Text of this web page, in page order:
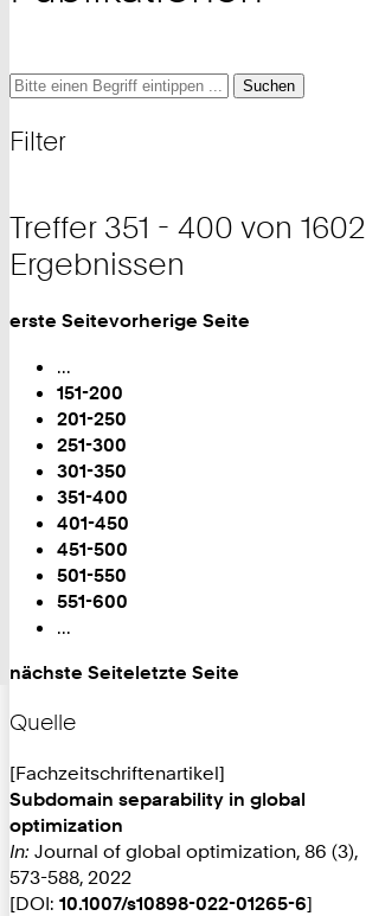
Suche
und
Suche
Suche
Filter
Treffer 351 - 400 von 1602
Ergebnissen
Blättern
erste Seitevorherige Seite
...
151-200
201-250
251-300
301-350
Sie
sind
auf
Seite:
351-400
401-450
451-500
501-550
551-600
...
nächste Seiteletzte Seite
Quelle
[Fachzeitschriftenartikel]
Subdomain separability in global
optimization
In: Journal of global optimization, 86 (3),
573-588, 2022
[DOI: 10.1007/s10898-022-01265-6]